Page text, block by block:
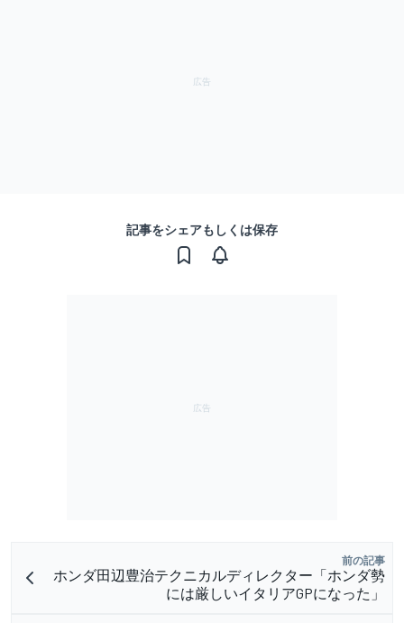
記事をシェアもしくは保存
前の記事
ホンダ田辺豊治テクニカルディレクター「ホンダ勢
には厳しいイタリアGPになった」